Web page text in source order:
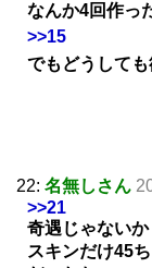
なんか4回作っ
>>15
でもどうして
22: 名無しさん
>>21
奇遇じゃないか
スキンだけ45